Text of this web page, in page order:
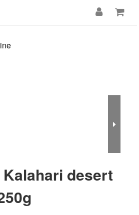
Kalahari desert